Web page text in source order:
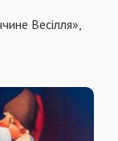
Весілля»,